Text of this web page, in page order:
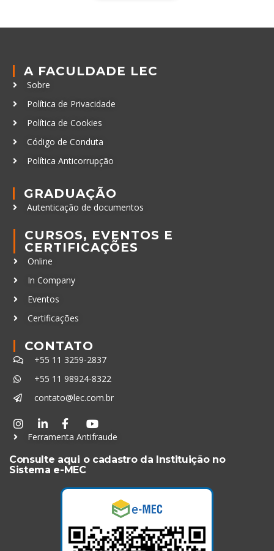
A FACULDADE LEC
Sobre
Política de Privacidade
Política de Cookies
Código de Conduta
Política Anticorrupção
GRADUAÇÃO
Autenticação de documentos
CURSOS, EVENTOS E
CERTIFICAÇÕES
Online
In Company
Eventos
Certificações
CONTATO
+55 11 3259-2837
+55 11 98924-8322
contato@lec.com.br
Ferramenta Antifraude
Consulte aqui o cadastro da Instituição no
Sistema e-MEC